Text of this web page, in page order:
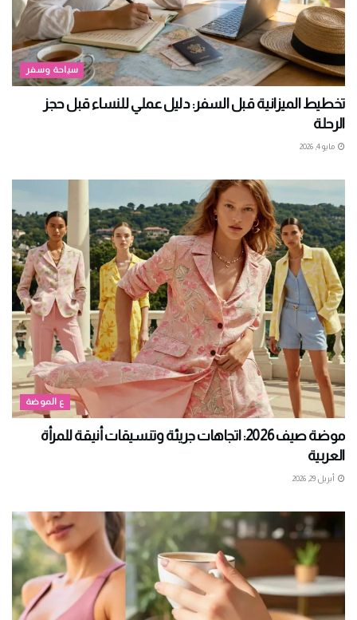
سياحة وسفر
تخطيط الميزانية قبل السفر: دليل عملي للنساء قبل حجز
الرحلة
مايو 4, 2026
ع الموضة
موضة صيف 2026: اتجاهات جريئة وتنسيقات أنيقة للمرأة
العربية
أبريل 29, 2026